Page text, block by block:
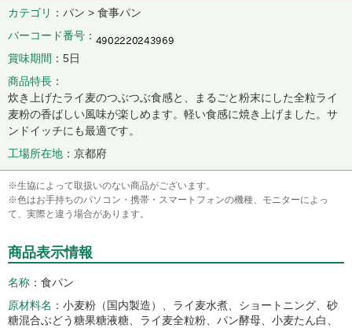
カテゴリ
パン > 食事パン
バーコード番号
賞味期間
5日
商品特長
炊き上げたライ麦のつぶつぶ食感と、まるごと粉末にした全粒ライ
麦粉の香ばしい風味が楽しめます。軽い食感に焼き上げました。サ
ンドイッチにも最適です。
工場所在地
京都府
※生協によって取扱いのない商品がございます。
※色はお手持ちのパソコン・携帯・スマートフォンの機種、モニターによっ
て、実際と違う場合があります。
商品表示情報
名称
食パン
原材料名
小麦粉（国内製造）、ライ麦水煮、ショートニング、砂
糖混合ぶどう糖果糖液糖、ライ麦全粒粉、パン酵母、小麦たん白、